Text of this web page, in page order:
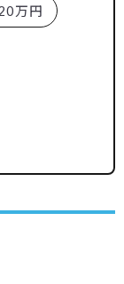
万円